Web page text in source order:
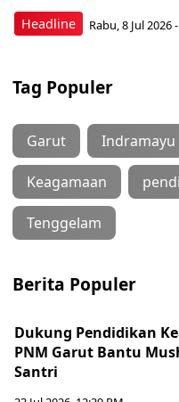
Headline Rabu, 8 Jul 2026
Tag Populer
Garut Indramayu
Keagamaan
Tenggelam
Berita Populer
Dukung Pendidikan
PNM Garut Bantu
Santri